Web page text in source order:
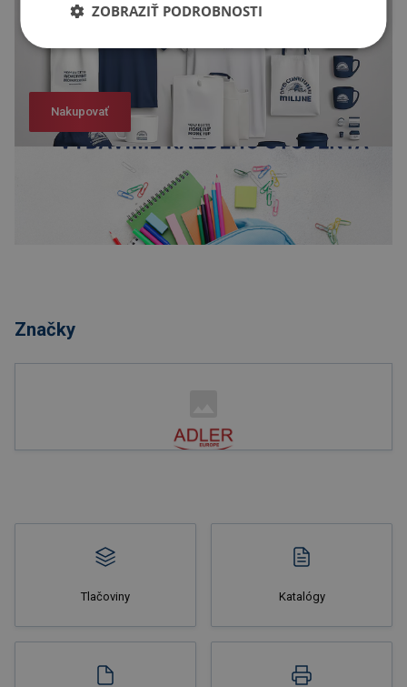
Nakupovať
Značky
Tlačoviny Katalógy
ZOBRAZIŤ PODROBNOSTI